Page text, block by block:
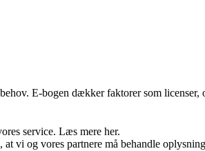
E-bogen dækker faktorer som
service. Læs mere her.
vi og vores partnere må behandle